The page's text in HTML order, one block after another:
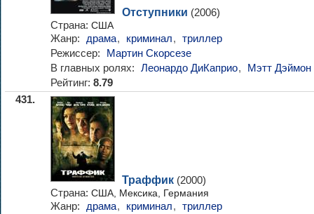
Отступники (2006)
Страна: США
Жанр: драма, криминал, триллер
Режиссер:
Мартин Скорсезе
В главных ролях: Леонардо ДиКаприо,
Мэтт Дэймон
Рейтинг: 8.79
431.
Траффик (2000)
Страна: США, Мексика, Германия
Жанр: драма, криминал, триллер